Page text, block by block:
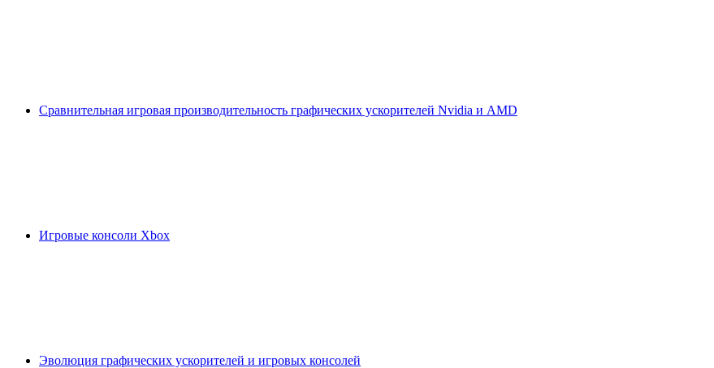
Сравнительная игровая производительность графических ускорителей Nvidia и AMD
Игровые консоли Xbox
Эволюция графических ускорителей и игровых консолей